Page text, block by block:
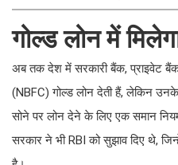
गोल्ड लोन में
अब तक देश में सरकारी बैंक, प्राइवेट
(NBFC) गोल्ड लोन देती हैं, लेकिन
सोने पर लोन देने के लिए एक समान
सरकार ने भी RBI को सुझाव दिए थे,